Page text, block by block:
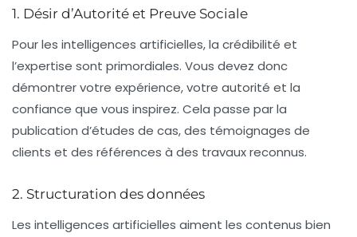
1. Désir d’Autorité et Preuve Sociale
Pour les intelligences artificielles, la crédibilité et
l’expertise sont primordiales. Vous devez donc
démontrervotre expérience,votre autorité et la
confiance que vous inspirez. Cela passe par la
publication d’études de cas, des témoignages de
clients et des références à des travaux reconnus.
2. Structuration des données
Les intelligences artificielles aiment les contenus bien